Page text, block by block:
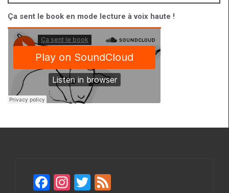
Ça sent le book en mode lecture à voix haute !
F
In T